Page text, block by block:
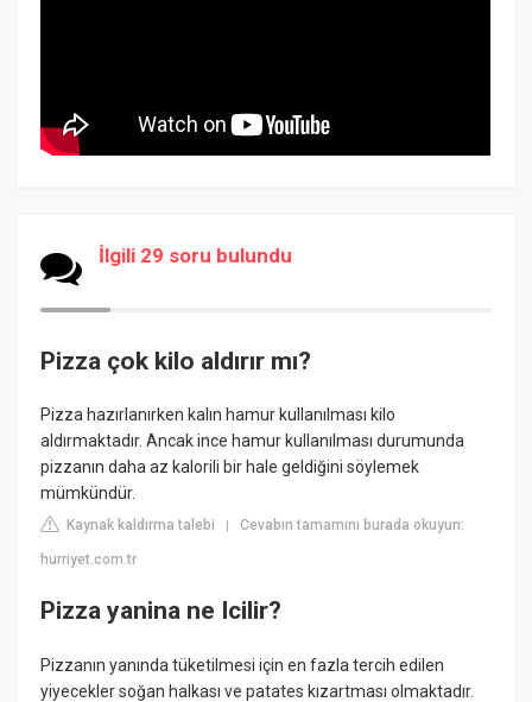
İlgili 29 soru bulundu
Pizza çok kilo aldırır mı?
Pizza hazırlanırken kalın hamur kullanılması kilo
aldırmaktadır. Ancak ince hamur kullanılması durumunda
pizzanın daha az kalorili bir hale geldiğini söylemek
mümkündür.
Kaynak kaldırma talebi |Cevabın tamamını burada okuyun:
hurriyet.com.tr
Pizza yanina ne Icilir?
Pizzanın yanında tüketilmesi için en fazla tercih edilen
yiyecekler soğan halkası ve patates kızartması olmaktadır.